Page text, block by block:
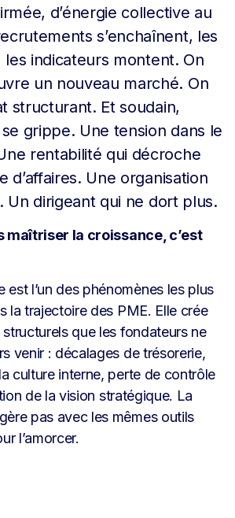
d’énergie collective au
s’enchaînent, les
indicateurs montent. On
un nouveau marché. On
structurant. Et soudain,
grippe. Une tension dans le
rentabilité qui décroche
d’affaires. Une organisation
Un dirigeant qui ne dort plus.
maîtriser la croissance, c’est
est l’un des phénomènes les plus
la trajectoire des PME. Elle crée
que les fondateurs ne
venir : décalages de trésorerie,
culture interne, perte de contrôle
de la vision stratégique. La
pas avec les mêmes outils
l’amorcer.